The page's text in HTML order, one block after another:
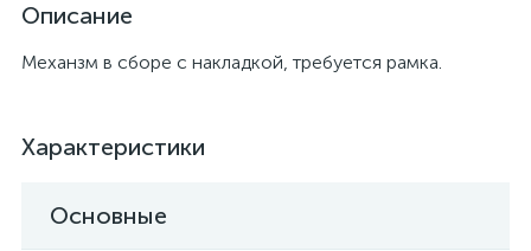
Описание
Механзм в сборе с накладкой, требуется рамка.
Характеристики
Основные